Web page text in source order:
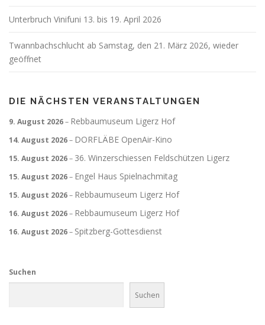
Unterbruch Vinifuni 13. bis 19. April 2026
Twannbachschlucht ab Samstag, den 21. März 2026, wieder
geöffnet
DIE NÄCHSTEN VERANSTALTUNGEN
9. August 2026– Rebbaumuseum Ligerz Hof
14. August 2026– DORFLÄBE OpenAir-Kino
15. August 2026– 36. Winzerschiessen Feldschützen Ligerz
15. August 2026– Engel Haus Spielnachmitag
15. August 2026– Rebbaumuseum Ligerz Hof
16. August 2026– Rebbaumuseum Ligerz Hof
16. August 2026– Spitzberg-Gottesdienst
Suchen
Suchen